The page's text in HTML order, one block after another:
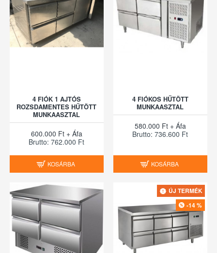
4 FIÓK 1 AJTÓS
ROZSDAMENTES HŰTÖTT
MUNKAASZTAL
600.000 Ft + Áfa
Brutto: 762.000 Ft
KOSÁRBA
4 FIÓKOS HŰTÖTT
MUNKAASZTAL
580.000 Ft + Áfa
Brutto: 736.600 Ft
KOSÁRBA
ÚJ TERMÉK
-14 %